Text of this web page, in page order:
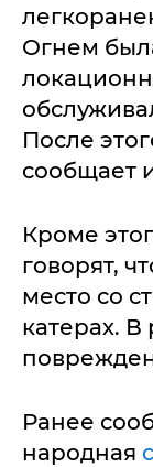
Огнем
После
сообщает
Кроме
говорят,
место со
катерах. В
Ранее
народная